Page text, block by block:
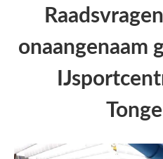
onaangenaam